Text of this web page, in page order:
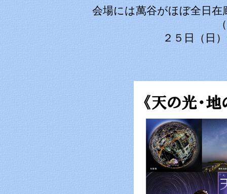
会場には萬谷がほぼ全日在
２５日（日